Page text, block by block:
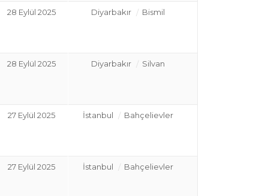
28 Eylül 2025 Diyarbakır Bismil
28 Eylül 2025 Diyarbakır Silvan
27 Eylül 2025 İstanbul Bahçelievler
27 Eylül 2025 İstanbul Bahçelievler